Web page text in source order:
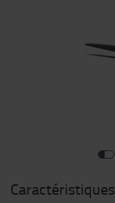
Caractéristiques